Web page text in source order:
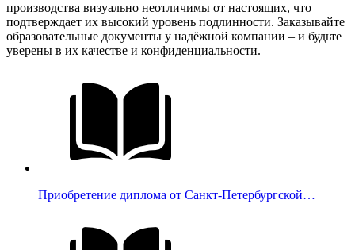
производства визуально неотличимы от настоящих, что
подтверждает их высокий уровень подлинности. Заказывайте
образовательные документы у надёжной компании – и будьте
уверены в их качестве и конфиденциальности.
Приобретение диплома от Санкт-Петербургской…